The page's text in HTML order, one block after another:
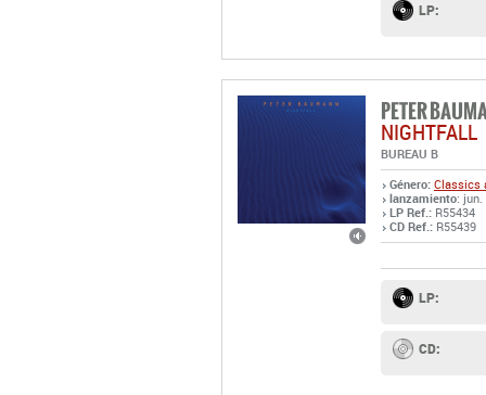
LP:
PETER
NIGHTFALL
BUREAU B
Género: Classics
lanzamiento: jun.
LP Ref.: R55434
CD Ref.: R55439
LP:
CD: